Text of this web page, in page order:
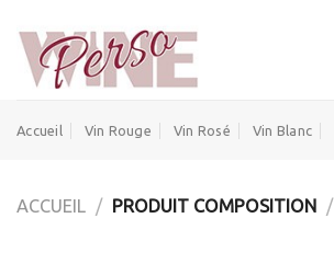
content
Accueil Vin Rouge Vin Rosé Vin Blanc
ACCUEIL / PRODUIT COMPOSITION /